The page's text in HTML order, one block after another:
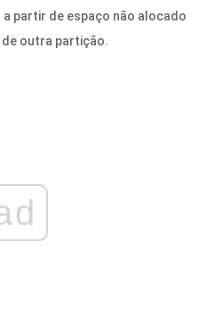
partir de espaço não alocado
outra partição.